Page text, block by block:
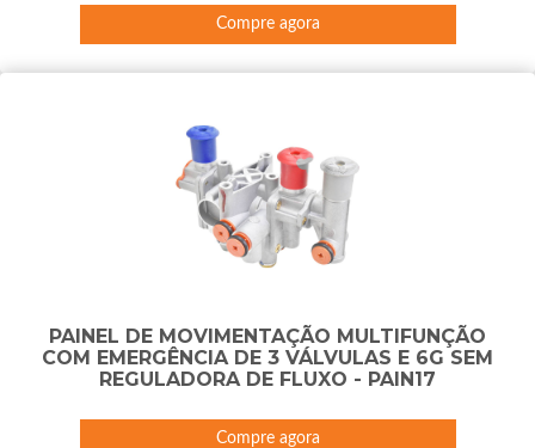
Compre agora
PAINEL DE MOVIMENTAÇÃO MULTIFUNÇÃO
COM EMERGÊNCIA DE 3 VÁLVULAS E 6G SEM
REGULADORA DE FLUXO - PAIN17
Compre agora